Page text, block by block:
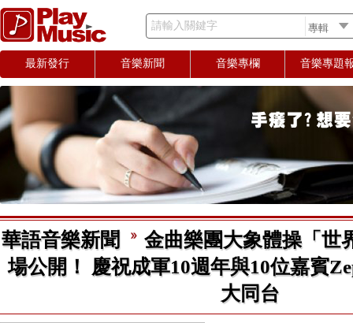
請輸入關鍵字
最新發行 音樂新聞 音樂專欄 音樂專題
華語音樂新聞
金曲樂團大象體操「世
場公開！ 慶祝成軍10週年與10位嘉賓
大同台